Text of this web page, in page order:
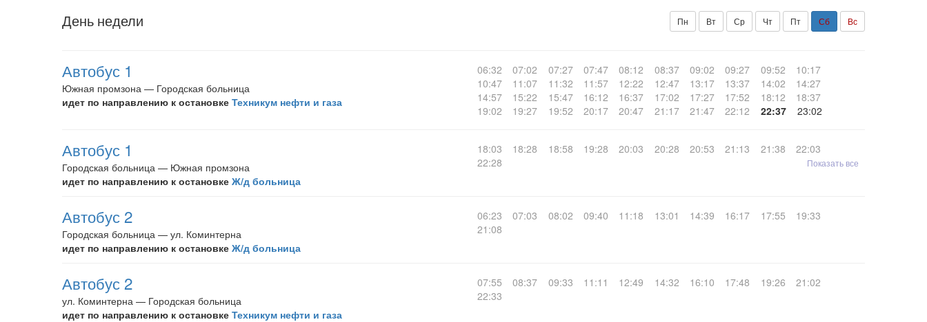
День недели Пн Вт Ср Чт Пт Сб Вс
Автобус 1
Южная промзона — Городская больница
идет по направлению к остановке Техникум нефти и газа
06:32 07:02 07:27 07:47 08:12 08:37 09:02 09:27 09:52
10:17
10:47
11:07 11:32 11:57 12:22 12:47 13:17 13:37 14:02
14:27
14:57
15:22 15:47 16:12 16:37 17:02 17:27 17:52 18:12
18:37
19:02
19:27 19:52 20:17 20:47 21:17 21:47 22:12 22:37 23:02
Автобус 1
Городская больница — Южная промзона
идет по направлению к остановке Ж/д больница
18:03 18:28 18:58 19:28 20:03 20:28 20:53 21:13 21:38
22:03
22:28
Показать все
Автобус 2
Городская больница — ул. Коминтерна
идет по направлению к остановке Ж/д больница
06:23 07:03 08:02 09:40 11:18 13:01 14:39 16:17 17:55
19:33
21:08
Автобус 2
ул. Коминтерна — Городская больница
идет по направлению к остановке Техникум нефти и газа
07:55 08:37 09:33 11:11 12:49 14:32 16:10 17:48 19:26
21:02
22:33